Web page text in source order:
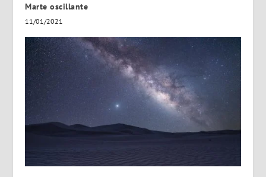
Marte oscillante
11/01/2021